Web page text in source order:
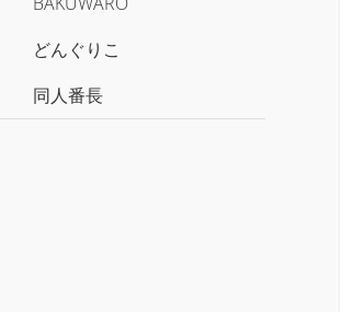
どんぐりこ
同人番長